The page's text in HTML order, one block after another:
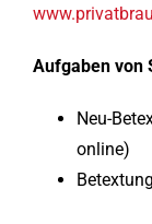
Aufgaben von
Neu-
online)